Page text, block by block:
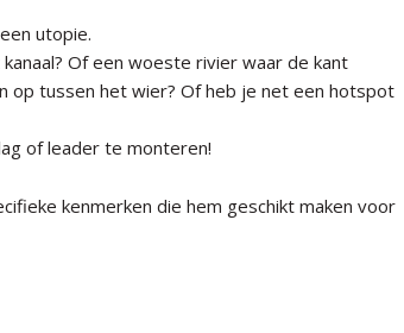
utopie.
Of een woeste rivier waar de kant
op tussen het wier? Of heb je net een hotspot
of leader te monteren!
kenmerken die hem geschikt maken voor